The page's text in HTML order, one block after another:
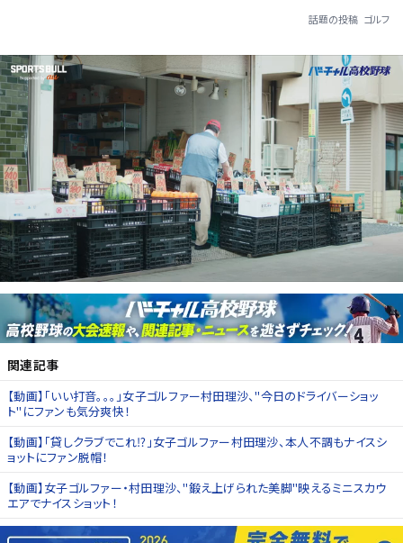
話題の投稿 ゴルフ
関連記事
【動画】「いい打音。。。」女子ゴルファー村田理沙、"今日のドライバーショッ
ト"にファンも気分爽快！
【動画】「貸しクラブでこれ⁉」女子ゴルファー村田理沙、本人不調もナイスシ
ョットにファン脱帽！
【動画】女子ゴルファー・村田理沙、"鍛え上げられた美脚"映えるミニスカウ
エアでナイスショット！